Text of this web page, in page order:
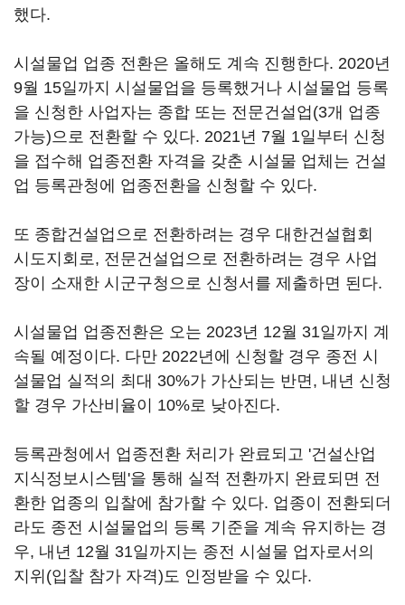
했다.
시설물업 업종 전환은 올해도 계속 진행한다. 2020년
9월 15일까지 시설물업을 등록했거나 시설물업 등록
을 신청한 사업자는 종합 또는 전문건설업(3개 업종
가능)으로 전환할 수 있다. 2021년 7월 1일부터 신청
을 접수해 업종전환 자격을 갖춘 시설물 업체는 건설
업 등록관청에 업종전환을 신청할 수 있다.
또 종합건설업으로 전환하려는 경우 대한건설협회
시도지회로, 전문건설업으로 전환하려는 경우 사업
장이 소재한 시군구청으로 신청서를 제출하면 된다.
시설물업 업종전환은 오는 2023년 12월 31일까지 계
속될 예정이다. 다만 2022년에 신청할 경우 종전 시
설물업 실적의 최대 30%가 가산되는 반면, 내년 신청
할 경우 가산비율이 10%로 낮아진다.
등록관청에서 업종전환 처리가 완료되고 '건설산업
지식정보시스템'을 통해 실적 전환까지 완료되면 전
환한 업종의 입찰에 참가할 수 있다. 업종이 전환되더
라도 종전 시설물업의 등록 기준을 계속 유지하는 경
우, 내년 12월 31일까지는 종전 시설물 업자로서의
지위(입찰 참가 자격)도 인정받을 수 있다.